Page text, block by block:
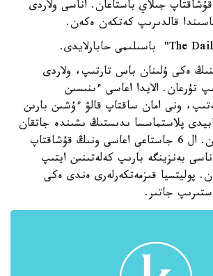
جىلاي باستاعان. اناسى ولاردى
ەكى ۇلىنان باس تارتىپ، ولاردى
تۇرعان. الايدا اعاسى ءىنىسىن
ونى امان ساقتاپ قالۋ ءۇشىن بارىن
پلاستماسسا ىدىستىڭ ىشىندە جاتقان
جەرىنەن تاۋىپ العان. ال 6 جاستاعى اعاسى ونىڭ قۇشاقتاپ
بەنزينگە بارىپ كەلەتىنىن ايتىپ
پوليتسيا قىزمەتكەرلەرى ەندى ەكى
جاتىر.